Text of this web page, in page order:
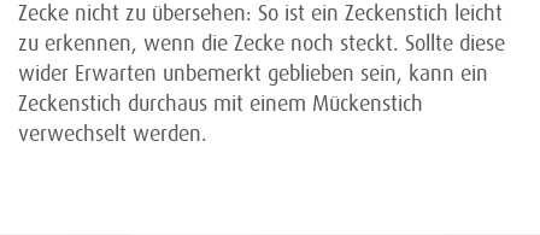
Zecke nicht zu übersehen: So ist ein Zeckenstich leicht
zu erkennen, wenn die Zecke noch steckt. Sollte diese
wider Erwarten unbemerkt geblieben sein, kann ein
Zeckenstich durchaus mit einem Mückenstich
verwechselt werden.